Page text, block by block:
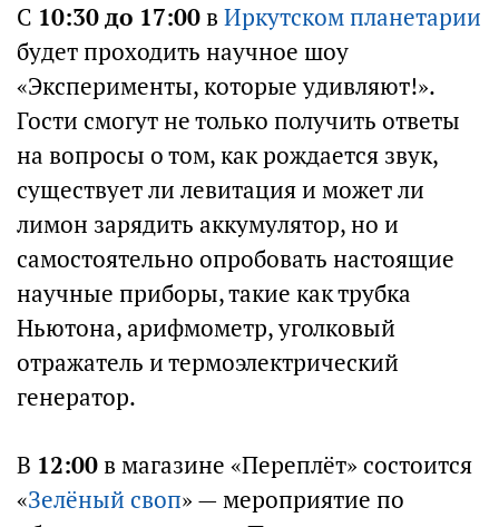
С 10:30 до 17:00в Иркутском планетарии
будет проходить научное шоу
«Эксперименты, которые удивляют!».
Гости смогут не только получить ответы
на вопросы о том, как рождается звук,
существует ли левитация и может ли
лимон зарядить аккумулятор, но и
самостоятельно опробовать настоящие
научные приборы, такие как трубка
Ньютона, арифмометр, уголковый
отражатель и термоэлектрический
генератор.
В 12:00в магазине «Переплёт» состоится
«Зелёный своп» — мероприятие по